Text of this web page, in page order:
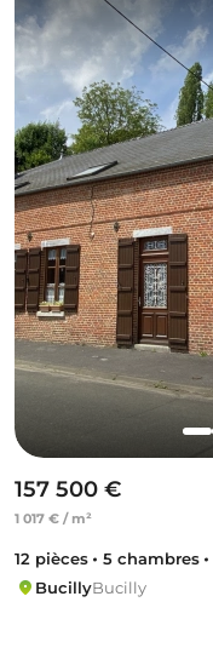
157 500 €
1 017 € / m²
12 pièces 5 chambres
BucillyBucilly